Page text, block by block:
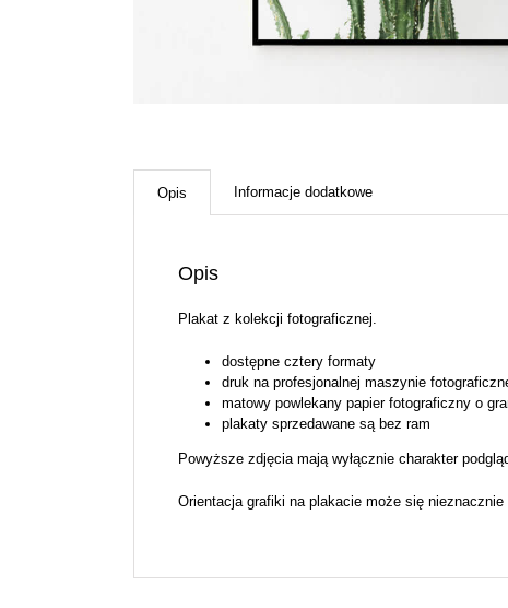
Opis Informacje dodatkowe
Opis
Plakat z kolekcji fotograficznej.
dostępne cztery formaty
druk na profesjonalnej maszynie
matowy powlekany papier fotograficzny o
plakaty sprzedawane są bez ram
Powyższe zdjęcia mają wyłącznie charakter
Orientacja grafiki na plakacie może się